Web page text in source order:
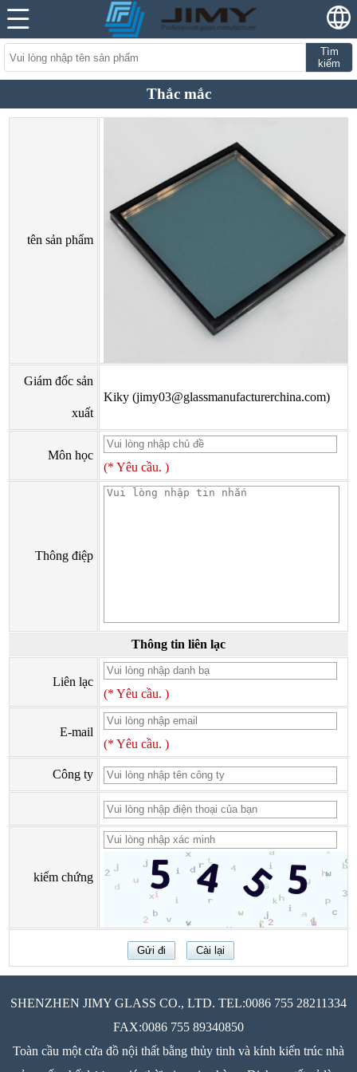
Tìm
kiếm
Thắc mắc
tên sản phẩm
Giám đốc sản
xuất
Kiky (jimy03@glassmanufacturerchina.com)
Môn học
(* Yêu cầu. )
Thông điệp
Thông tin liên lạc
Liên lạc
(* Yêu cầu. )
E-mail
(* Yêu cầu. )
Công ty
kiểm chứng
SHENZHEN JIMY GLASS CO., LTD. TEL:0086 755 28211334
FAX:0086 755 89340850
Toàn cầu một cửa đồ nội thất bằng thủy tinh và kính kiến trúc nhà